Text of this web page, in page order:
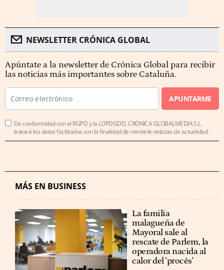
NEWSLETTER CRÓNICA GLOBAL
Apúntate a la newsletter de Crónica Global para recibir
las noticias más importantes sobre Cataluña.
APUNTARME
De conformidad con el RGPD y la LOPDGDD, CRÓNICA GLOBALMEDIA S.L.
tratará los datos facilitados con la finalidad de remitirle noticias de actualidad.
MÁS EN BUSINESS
La familia
malagueña de
Mayoral sale al
rescate de Parlem, la
operadora nacida al
calor del 'procés'